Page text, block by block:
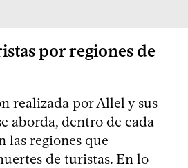
por regiones de
realizada por Allel y sus
aborda, dentro de cada
las regiones que
de turistas. En lo